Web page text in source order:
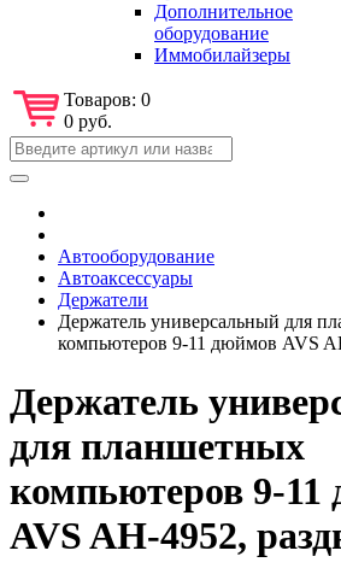
Дополнительное
оборудование
Иммобилайзеры
Товаров: 0
0 руб.
Автооборудование
Автоаксессуары
Держатели
Держатель универсальный для
компьютеров 9-11 дюймов AVS
Держатель
для планшетных
компьютеров 9-11
AVS AH-4952,